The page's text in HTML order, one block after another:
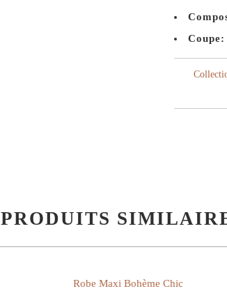
Coupe:
PRODUITS